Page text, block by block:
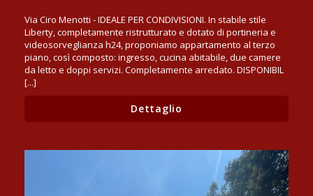
Via Ciro Menotti - IDEALE PER CONDIVISIONI. In stabile stile
Liberty, completamente ristrutturato e dotato di portineria e
videosorveglianza h24, proponiamo appartamento al terzo
piano, così composto: ingresso, cucina abitabile, due camere
da letto e doppi servizi. Completamente arredato. DISPONIBIL
[...]
Dettaglio